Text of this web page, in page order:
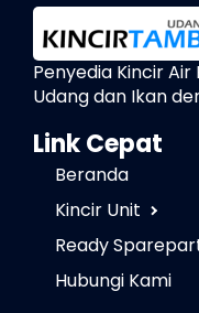
Penyedia Kincir
Udang dan Ikan
Link Cepat
Beranda
Kincir Unit
Ready
Hubungi Kami